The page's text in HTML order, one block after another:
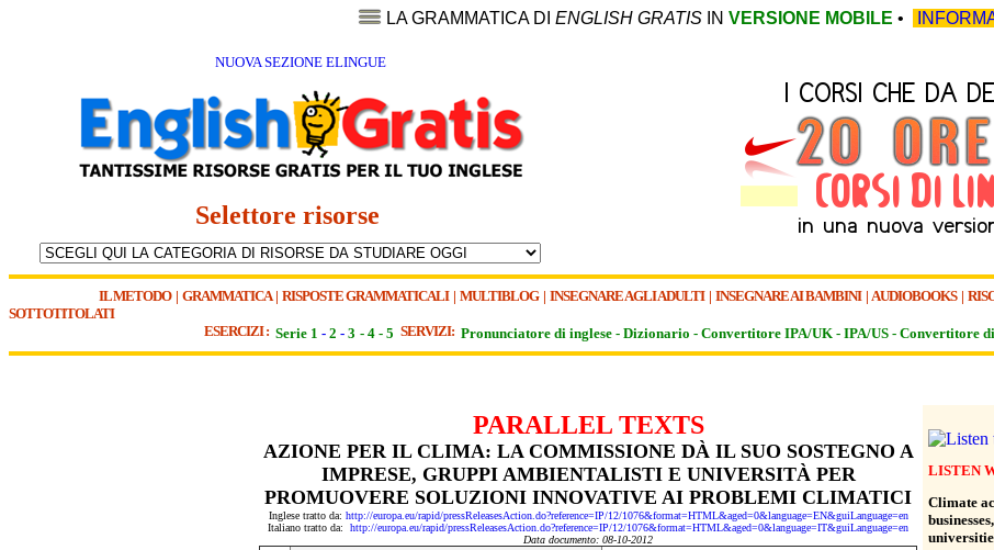
LA GRAMMATICA DI ENGLISH GRATIS IN VERSIONE MOBILE •
NUOVA SEZIONE ELINGUE
Selettore risorse
IL METODO| GRAMMATICA| RISPOSTE GRAMMATICALI| MULTIBLOG| INSEGNARE AGLI ADULTI | INSEGNARE AI BAMBINI| AUDIOBOOKS|
SOTTOTITOLATI
ESERCIZI : Serie 1 - 2 - 3 - 4 - 5 SERVIZI: Pronunciatore di inglese - Dizionario - Convertitore IPA/UK - IPA/US - Convertitore
PARALLEL TEXTS
AZIONE PER IL CLIMA: LA COMMISSIONE DÀ IL SUO SOSTEGNO A
IMPRESE, GRUPPI AMBIENTALISTI E UNIVERSITÀ PER
PROMUOVERE SOLUZIONI INNOVATIVE AI PROBLEMI CLIMATICI
Inglese tratto da: http://europa.eu/rapid/pressReleasesAction.do?reference=IP/12/1076&format=HTML&aged=0&language=EN&guiLanguage=en
Italiano tratto da: http://europa.eu/rapid/pressReleasesAction.do?reference=IP/12/1076&format=HTML&aged=0&language=IT&guiLanguage=en
Data documento: 08-10-2012
LISTEN
Climate